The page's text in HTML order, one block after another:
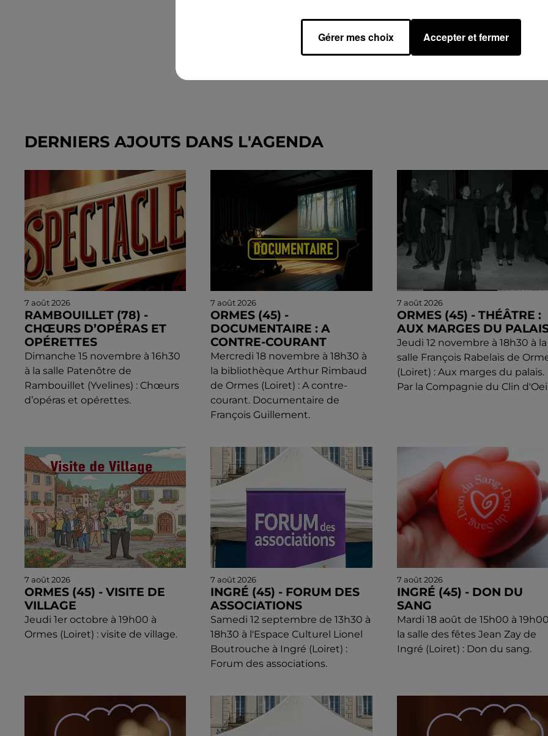
DERNIERS AJOUTS DANS L'AGENDA
7 août 2026
RAMBOUILLET (78) -
CHŒURS D’OPÉRAS ET
OPÉRETTES
Dimanche 15 novembre à 16h30
à la salle Patenôtre de
Rambouillet (Yvelines) : Chœurs
d’opéras et opérettes.
7 août 2026
ORMES (45) -
DOCUMENTAIRE : A
CONTRE-COURANT
Mercredi 18 novembre à 18h30 à
la bibliothèque Arthur Rimbaud
de Ormes (Loiret) : A contre-
courant. Documentaire de
François Guillement.
7 août 2026
ORMES (45) - THÉÂTRE :
AUX MARGES DU
Jeudi 12 novembre à 18h30 à la
salle François Rabelais de
(Loiret) : Aux marges du palais.
Par la Compagnie du Clin
7 août 2026
ORMES (45) - VISITE DE
VILLAGE
Jeudi 1er octobre à 19h00 à
Ormes (Loiret) : visite de village.
7 août 2026
INGRÉ (45) - FORUM DES
ASSOCIATIONS
Samedi 12 septembre de 13h30 à
18h30 à l'Espace Culturel Lionel
Boutrouche à Ingré (Loiret) :
Forum des associations.
7 août 2026
INGRÉ (45) - DON DU
SANG
Mardi 18 août de 15h00 à
la salle des fêtes Jean Zay de
Ingré (Loiret) : Don du sang.
Gérer mes choix Accepter et fermer